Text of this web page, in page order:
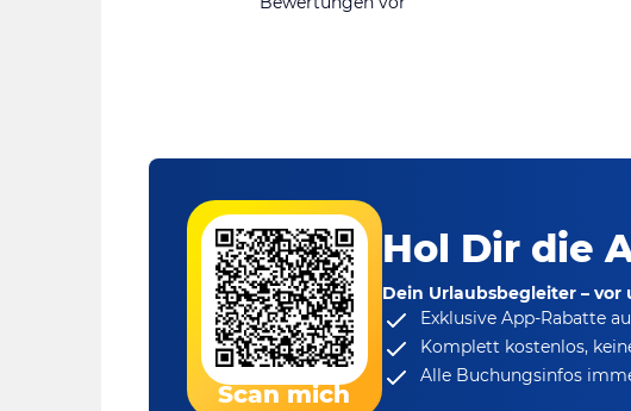
Scan mich
Hol Dir die
Dein Urlaubsbegleiter – vor
Exklusive App-Rabatte
Komplett kostenlos,
Alle Buchungsinfos